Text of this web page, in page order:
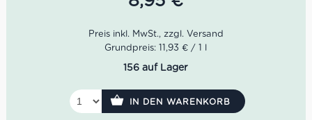
Desserts, gesellige Abende oder als überraschender
Grundpreis: 11,93 € / 1 l
156 auf Lager
IN DEN WARENKORB